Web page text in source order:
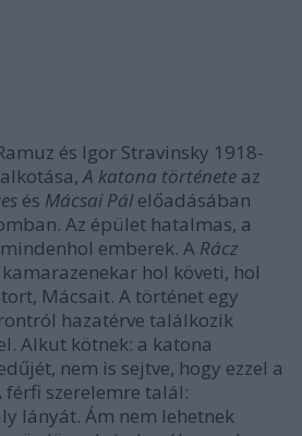
és Igor Stravinsky 1918-
A katona története az
és Mácsai Pálelőadásában
Az épület hatalmas, a
emberek. A Rácz
hol követi, hol
Mácsait. A történet egy
hazatérve találkozik
Alkut kötnek: a katona
nem is sejtve, hogy ezzel a
férfi szerelemre talál:
lányát. Ám nem lehetnek